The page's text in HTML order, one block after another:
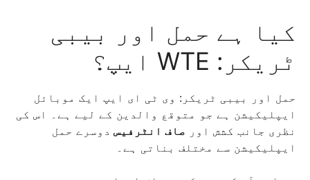
کیا ہے حمل اور بیبی
ٹریکر: WTE ایپ؟
حمل اور بیبی ٹریکر: وی ٹی ای ایپ ایک موبائل
ایپلیکیشن ہے جو متوقع والدین کے لیے ہے۔ اس کی
نظری جانب کشش اور صاف انٹرفیس دوسرے حمل
ایپلیکیشن سے مختلف بناتی ہے۔